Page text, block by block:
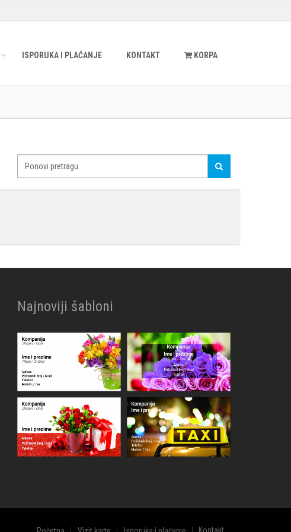
ISPORUKA I PLAĆANJE KONTAKT KORPA
Najnoviji šabloni